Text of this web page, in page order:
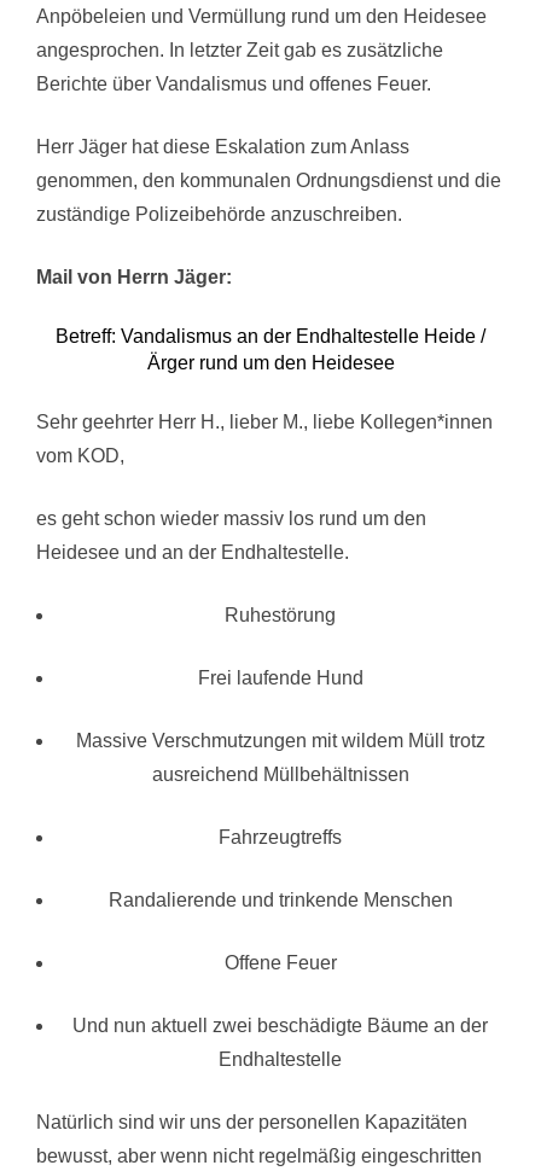
Anpöbeleien und Vermüllung rund um den Heidesee
angesprochen. In letzter Zeit gab es zusätzliche
Berichte über Vandalismus und offenes Feuer.
Herr Jäger hat diese Eskalation zum Anlass
genommen, den kommunalen Ordnungsdienst und die
zuständige Polizeibehörde anzuschreiben.
Mail von Herrn Jäger:
Betreff: Vandalismus an der Endhaltestelle Heide /
Ärger rund um den Heidesee
Sehr geehrter Herr H., lieber M., liebe Kollegen*innen
vom KOD,
es geht schon wieder massiv los rund um den
Heidesee und an der Endhaltestelle.
Ruhestörung
Frei laufende Hund
Massive Verschmutzungen mit wildem Müll trotz
ausreichend Müllbehältnissen
Fahrzeugtreffs
Randalierende und trinkende Menschen
Offene Feuer
Und nun aktuell zwei beschädigte Bäume an der
Endhaltestelle
Natürlich sind wir uns der personellen Kapazitäten
bewusst, aber wenn nicht regelmäßig eingeschritten